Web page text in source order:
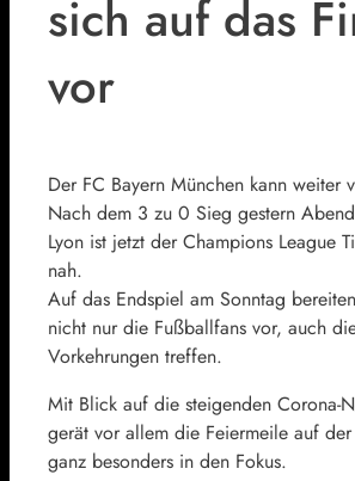
sich auf das
vor
Der FC Bayern München kann weiter
Nach dem 3 zu 0 Sieg gestern
Lyon ist jetzt der Champions League
nah.
Auf das Endspiel am Sonntag
nicht nur die Fußballfans vor, auch
Vorkehrungen treffen.
Mit Blick auf die steigenden Corona-
gerät vor allem die Feiermeile auf
ganz besonders in den Fokus.